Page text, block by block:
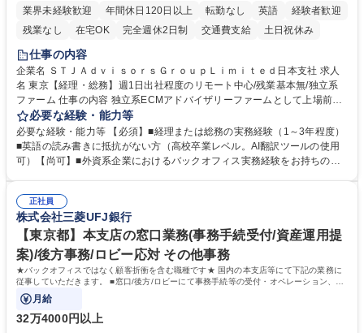
業界未経験歓迎
年間休日120日以上 転勤なし 英語
経験者歓迎
残業なし
在宅OK 完全週休2日制 交通費支給 土日祝休み
仕事の内容
企業名 ＳＴＪＡｄｖｉｓｏｒｓＧｒｏｕｐＬｉｍｉｔｅｄ日本支社 求人
名 東京【経理・総務】週1日出社程度のリモート中心/残業基本無/独立系
ファーム 仕事の内容 独立系ECMアドバイザリーファームとして上場前後
の資本市場戦略を設計する当社にて経理・総務をお任せします。基礎的な
バックオフィス業務からスタートし組織を支える専任担当として広く活躍
できる環境です。 ■日常経理、月次および年次決算サポート業務 ■本国
（グローバル）との英文メール対応（AI翻訳ツール等を使用しての対応で
業務をお任せします。残業も基本的には発生せず、ご自身のペースで業務
を進めやすく定着率の高い環境です。 募集職種 東京【経理・総務】週1日
出社程度のリモート中心/残業基本無/独立系ファーム
必要な経験・能力等
必要な経験・能力等 【必須】■経理または総務の実務経験（1～3年程度）
■英語の読み書きに抵抗がない方（高校卒業レベル。AI翻訳ツールの使用
可）【尚可】■外資系企業におけるバックオフィス実務経験をお持ちの方
【働き方について】現在は週4日程度の在宅勤務を実施しており、ワーク
ライフバランスを重視する方に最適な環境です（フルリモートも面接で相
談可）。【求める人物像】幅広いバックオフィス業務に柔軟に対応でき、
社内外と円滑にコミュニケーションを取りながら業務を推進できる方 学
歴・資格 学歴：大学院 大学 高専 短大 専修学校 高校 語学力： 資格：
正社員
株式会社三菱UFJ銀行
【東京都】本支店の窓口業務(事務手続受付/資産運用提
案)/後方事務/ロビー応対 その他事務
★バックオフィスではなく顧客折衝を含む職種です★ 国内の本支店等にて下記の業務に
従事していただきます。 ■窓口/後方/ロビーにて事務手続等の受付・オペレーション、お
客様対応
月給
32万4000円以上